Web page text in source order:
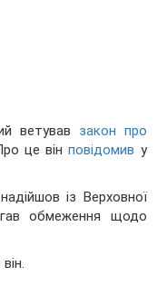
ветував закон про
це вінповідомив у
із Верховної
обмеження щодо